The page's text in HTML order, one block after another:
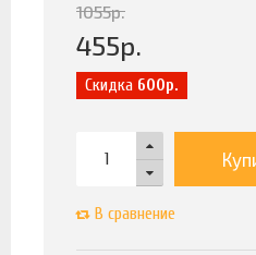
1055р.
455р.
Скидка 600р.
В сравнение